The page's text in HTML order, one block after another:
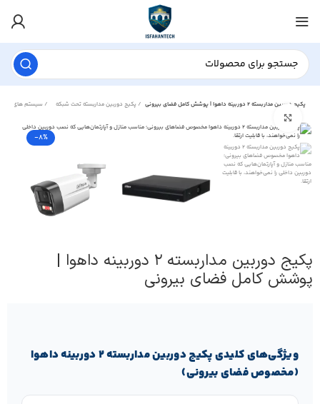
سیستم های نظارت تصویری پکیج دوربین مداربسته ۲ دوربینه داهوا | پوشش کامل فضای بیرونی
-8%
پکیج دوربین مداربسته ۲ دوربینه داهوا |
پوشش کامل فضای بیرونی
ویژگی‌های کلیدی پکیج دوربین مداربسته ۲ دوربینه داهوا
(مخصوص فضای بیرونی)